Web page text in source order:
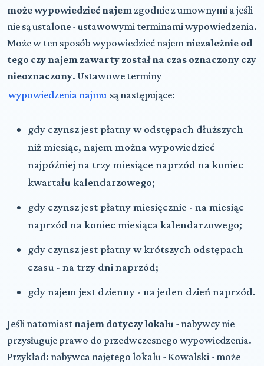
może wypowiedzieć najem zgodnie z umownymi a jeśli
nie są ustalone - ustawowymi terminami wypowiedzenia.
Może w ten sposób wypowiedzieć najem niezależnie od
tego czy najem zawarty został na czas oznaczony czy
nieoznaczony. Ustawowe terminy
wypowiedzenia najmu są następujące:
gdy czynsz jest płatny w odstępach dłuższych
niż miesiąc, najem można wypowiedzieć
najpóźniej na trzy miesiące naprzód na koniec
kwartału kalendarzowego;
gdy czynsz jest płatny miesięcznie - na miesiąc
naprzód na koniec miesiąca kalendarzowego;
gdy czynsz jest płatny w krótszych odstępach
czasu - na trzy dni naprzód;
gdy najem jest dzienny - na jeden dzień naprzód.
Jeśli natomiast najem dotyczy lokalu - nabywcy nie
przysługuje prawo do przedwczesnego wypowiedzenia.
Przykład: nabywca najętego lokalu - Kowalski - może